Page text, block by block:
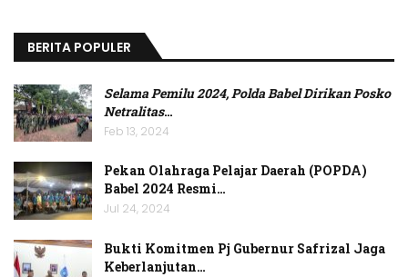
BERITA POPULER
Selama Pemilu 2024, Polda Babel Dirikan Posko
Netralitas…
Feb 13, 2024
Pekan Olahraga Pelajar Daerah (POPDA)
Babel 2024 Resmi…
Jul 24, 2024
Bukti Komitmen Pj Gubernur Safrizal Jaga
Keberlanjutan…